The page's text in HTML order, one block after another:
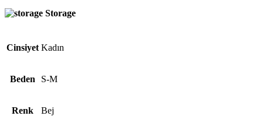
Storage
Cinsiyet Kadın
Beden S-M
Renk Bej